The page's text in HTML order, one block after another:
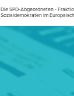
Die SPD-Abgeordneten -
Sozialdemokraten im